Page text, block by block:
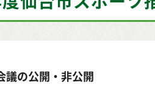
議の公開・非公開